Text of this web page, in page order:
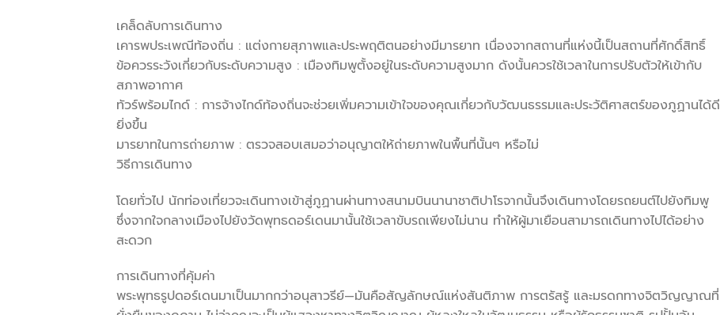
เคล็ดลับการเดินทาง
เคารพประเพณีท้องถิ่น : แต่งกายสุภาพและประพฤติตนอย่างมีมารยาท เนื่องจากสถานที่แห่งนี้เป็นสถานที่ศักดิ์สิทธิ์
ข้อควรระวังเกี่ยวกับระดับความสูง : เมืองทิมพูตั้งอยู่ในระดับความสูงมาก ดังนั้นควรใช้เวลาในการปรับตัวให้เข้ากับ
สภาพอากาศ
ทัวร์พร้อมไกด์ : การจ้างไกด์ท้องถิ่นจะช่วยเพิ่มความเข้าใจของคุณเกี่ยวกับวัฒนธรรมและประวัติศาสตร์ของภูฏานได้ดี
ยิ่งขึ้น
มารยาทในการถ่ายภาพ : ตรวจสอบเสมอว่าอนุญาตให้ถ่ายภาพในพื้นที่นั้นๆ หรือไม่
วิธีการเดินทาง
โดยทั่วไป นักท่องเที่ยวจะเดินทางเข้าสู่ภูฏานผ่านทางสนามบินนานาชาติปาโรจากนั้นจึงเดินทางโดยรถยนต์ไปยังทิมพู
ซึ่งจากใจกลางเมืองไปยังวัดพุทธดอร์เดนมานั้นใช้เวลาขับรถเพียงไม่นาน ทำให้ผู้มาเยือนสามารถเดินทางไปได้อย่าง
สะดวก
การเดินทางที่คุ้มค่า
พระพุทธรูปดอร์เดนมาเป็นมากกว่าอนุสาวรีย์—มันคือสัญลักษณ์แห่งสันติภาพ การตรัสรู้ และมรดกทางจิตวิญญาณที่